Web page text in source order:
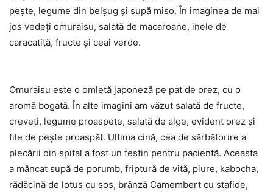
peşte, legume din belşug şi supă miso. În imaginea de mai
jos vedeţi omuraisu, salată de macaroane, inele de
caracatiţă, fructe şi ceai verde.
Omuraisu este o omletă japoneză pe pat de orez, cu o
aromă bogată. În alte imagini am văzut salată de fructe,
creveţi, legume proaspete, salată de alge, evident orez şi
file de peşte proaspăt. Ultima cină, cea de sărbătorire a
plecării din spital a fost un festin pentru pacientă. Aceasta
a mâncat supă de porumb, friptură de vită, piure, kabocha,
rădăcină de lotus cu sos, brânză Camembert cu stafide,